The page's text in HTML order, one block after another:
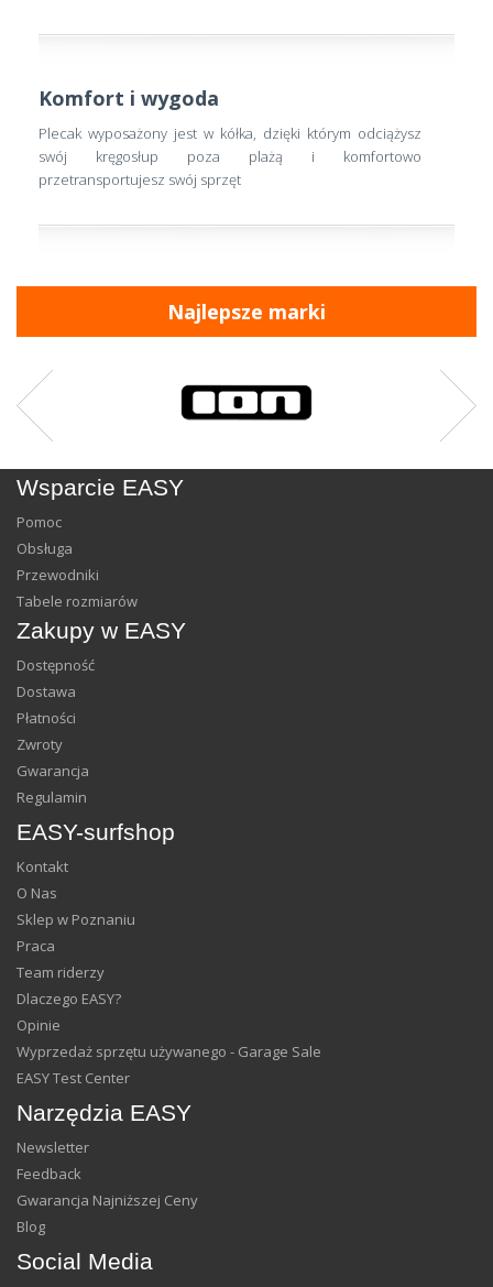
Komfort i wygoda
Plecak wyposażony jest w kółka, dzięki którym odciążysz
swój kręgosłup poza plażą i komfortowo
przetransportujesz swój sprzęt
Najlepsze marki
Wsparcie EASY
Pomoc
Obsługa
Przewodniki
Tabele rozmiarów
Zakupy w EASY
Dostępność
Dostawa
Płatności
Zwroty
Gwarancja
Regulamin
EASY-surfshop
Kontakt
O Nas
Sklep w Poznaniu
Praca
Team riderzy
Dlaczego EASY?
Opinie
Wyprzedaż sprzętu używanego - Garage Sale
EASY Test Center
Narzędzia EASY
Newsletter
Feedback
Gwarancja Najniższej Ceny
Blog
Social Media